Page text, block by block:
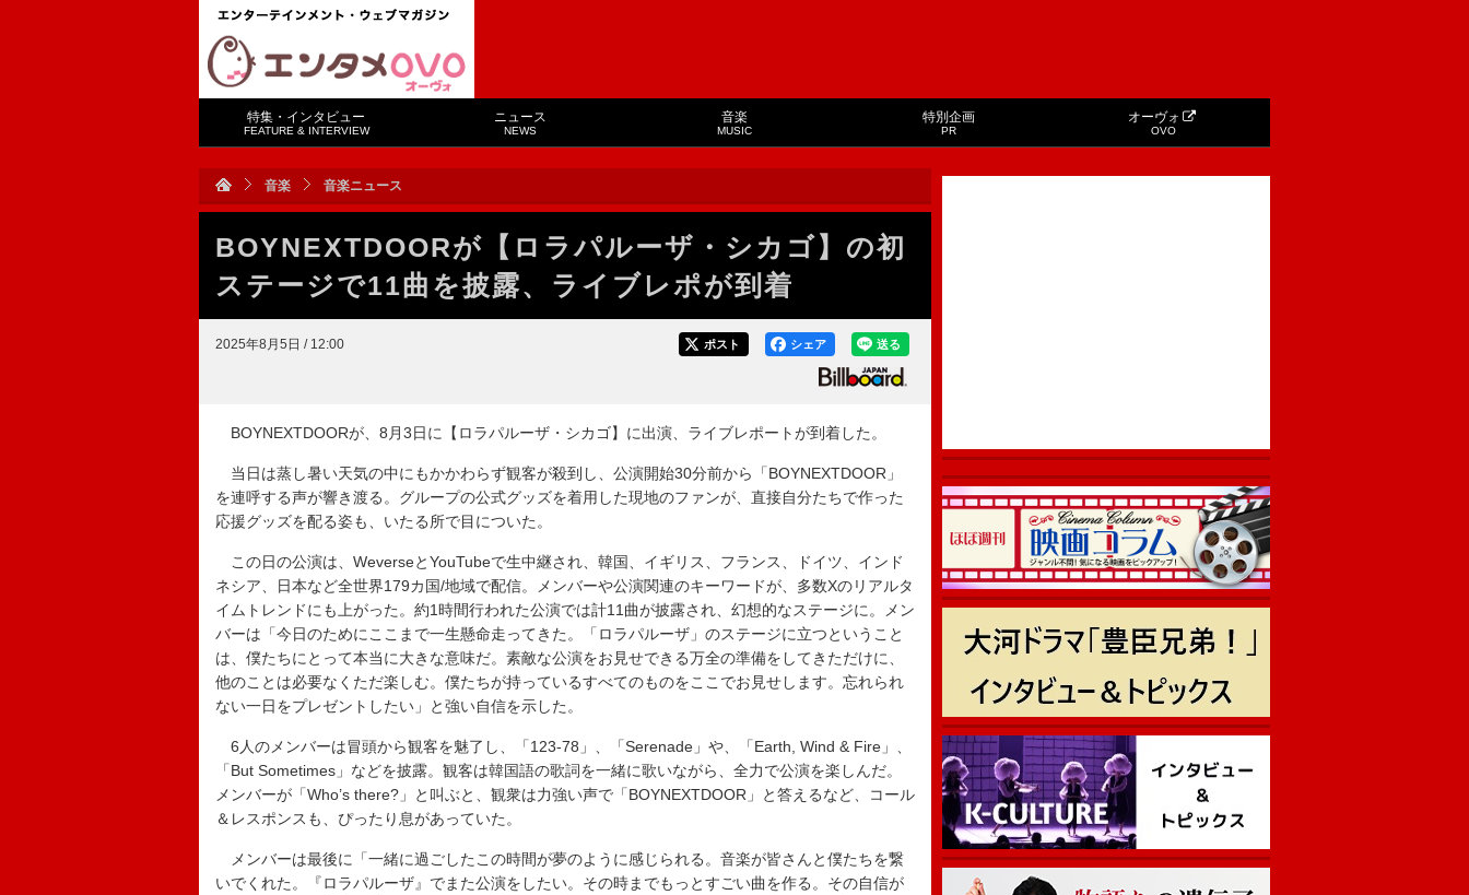
特集・インタビュー
FEATURE & INTERVIEW
ニュース
NEWS
音楽
MUSIC
特別企画
PR
オーヴォ
OVO
音楽 音楽ニュース
BOYNEXTDOORが【ロラパルーザ・シカゴ】の初
ステージで11曲を披露、ライブレポが到着
2025年8月5日 / 12:00 送る
シェア
ポスト
BOYNEXTDOORが、8月3日に【ロラパルーザ・シカゴ】に出演、ライブレポートが到着した。
当日は蒸し暑い天気の中にもかかわらず観客が殺到し、公演開始30分前から「BOYNEXTDOOR」
を連呼する声が響き渡る。グループの公式グッズを着用した現地のファンが、直接自分たちで作った
応援グッズを配る姿も、いたる所で目についた。
この日の公演は、WeverseとYouTubeで生中継され、韓国、イギリス、フランス、ドイツ、インド
ネシア、日本など全世界179カ国/地域で配信。メンバーや公演関連のキーワードが、多数Xのリアルタ
イムトレンドにも上がった。約1時間行われた公演では計11曲が披露され、幻想的なステージに。メン
バーは「今日のためにここまで一生懸命走ってきた。「ロラパルーザ」のステージに立つということ
は、僕たちにとって本当に大きな意味だ。素敵な公演をお見せできる万全の準備をしてきただけに、
他のことは必要なくただ楽しむ。僕たちが持っているすべてのものをここでお見せします。忘れられ
ない一日をプレゼントしたい」と強い自信を示した。
6人のメンバーは冒頭から観客を魅了し、「123-78」、「Serenade」や、「Earth, Wind & Fire」、
「But Sometimes」などを披露。観客は韓国語の歌詞を一緒に歌いながら、全力で公演を楽しんだ。
メンバーが「Who’s there?」と叫ぶと、観衆は力強い声で「BOYNEXTDOOR」と答えるなど、コール
＆レスポンスも、ぴったり息があっていた。
メンバーは最後に「一緒に過ごしたこの時間が夢のように感じられる。音楽が皆さんと僕たちを繋
いでくれた。『ロラパルーザ』でまた公演をしたい。その時までもっとすごい曲を作る。その自信が